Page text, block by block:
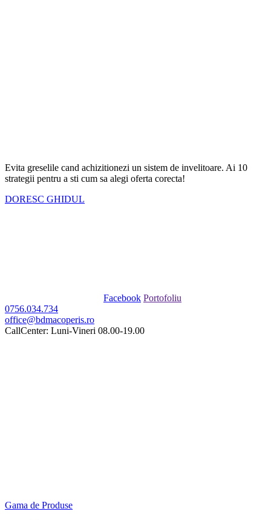
Evita greselile cand achizitionezi un sistem de invelitoare. Ai 10
strategii pentru a sti cum sa alegi oferta corecta!
DORESC GHIDUL
Facebook Portofoliu
0756.034.734
office@bdmacoperis.ro
CallCenter: Luni-Vineri 08.00-19.00
Gama de Produse